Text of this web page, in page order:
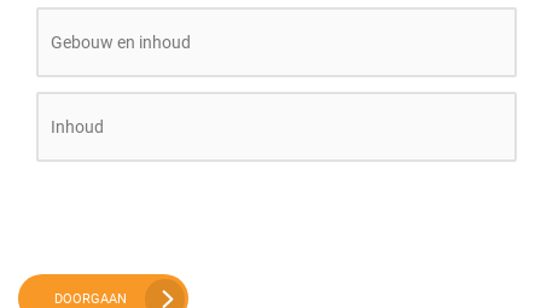
Gebouw en inhoud
Inhoud
DOORGAAN